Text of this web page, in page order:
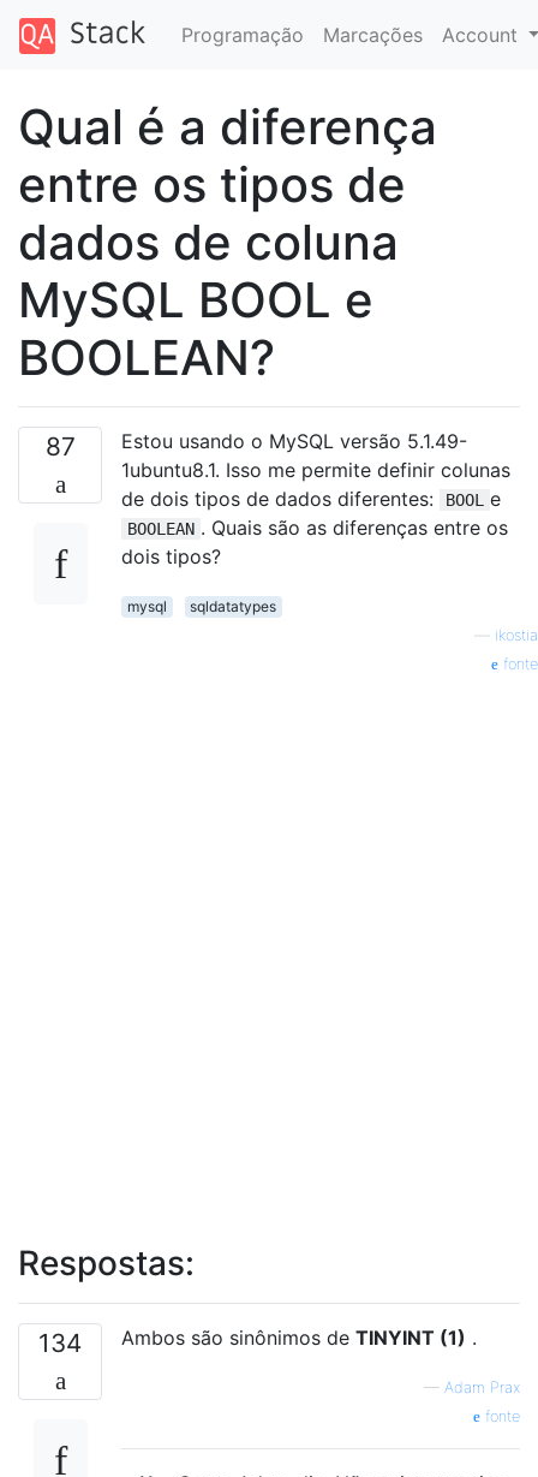
Programação Marcações Account
Qual é a diferença
entre os tipos de
dados de coluna
MySQL BOOL e
BOOLEAN?
87
Estou usando o MySQL versão 5.1.49-
1ubuntu8.1. Isso me permite definir colunas
de dois tipos de dados diferentes:
BOOL e
BOOLEAN . Quais são as diferenças entre os
dois tipos?
mysql
sqldatatypes
ikostia
fonte
Respostas:
134 Ambos são sinônimos de TINYINT (1) .
— Adam Prax
fonte